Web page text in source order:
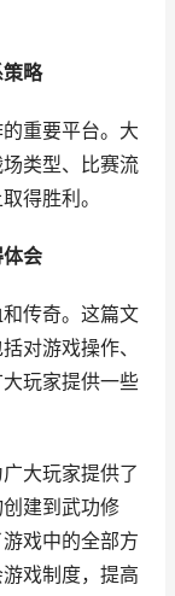
略
重要平台。大
类型、比赛流
得胜利。
会
传奇。这篇文
对游戏操作、
玩家提供一些
大玩家提供了
建到武功修
戏中的全部方
戏制度，提高